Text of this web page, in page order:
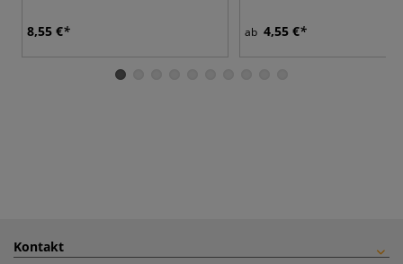
8,55 € ab 4,55 €
Kontakt